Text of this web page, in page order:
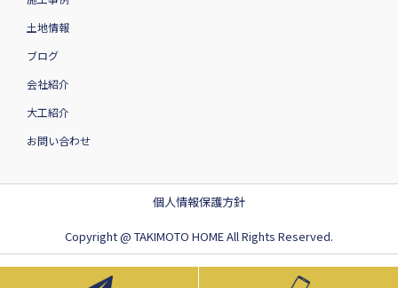
土地情報
ブログ
会社紹介
大工紹介
お問い合わせ
個人情報保護方針
Copyright @ TAKIMOTO HOME All Rights Reserved.